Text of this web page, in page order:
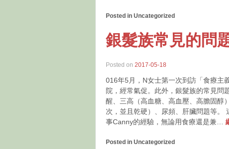
Posted in Uncategorized
銀髮族常見的問
Posted on 2017-05-18
016年5月，N女士第一次到訪「食療主
院，經常氣促。此外，銀髮族的常見問
醒、三高（高血糖、高血壓、高膽固醇
次，並且乾硬）、尿頻、肝臟問題等。
事Canny的經驗，無論用食療還是兼…
Posted in Uncategorized